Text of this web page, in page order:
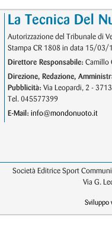
La Tecnica Del
Autorizzazione del Tribunale di
Stampa CR 1808 in data 15/03/
Direttore Responsabile: Camillo
Direzione, Redazione,
Pubblicità: Via Leopardi, 2 -
Tel. 045577399
E-Mail: info@mondonuoto.it
Società Editrice Sport
Via G.
Sviluppo